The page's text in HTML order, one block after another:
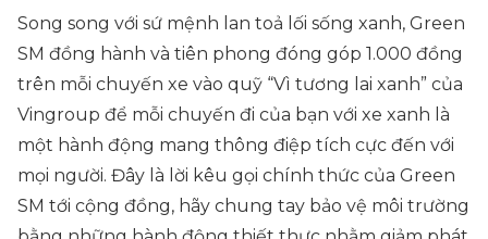
Song song với sứ mệnh lan toả lối sống xanh, Green
SM đồng hành và tiên phong đóng góp 1.000 đồng
trên mỗi chuyến xe vào quỹ “Vì tương lai xanh” của
Vingroup để mỗi chuyến đi của bạn với xe xanh là
một hành động mang thông điệp tích cực đến với
mọi người. Đây là lời kêu gọi chính thức của Green
SM tới cộng đồng, hãy chung tay bảo vệ môi trường